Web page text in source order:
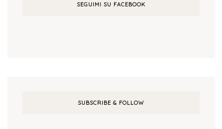
SEGUIMI SU FACEBOOK
SUBSCRIBE & FOLLOW